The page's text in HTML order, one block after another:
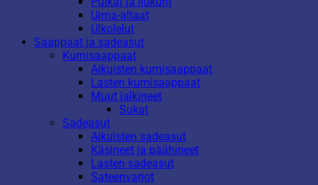
Uima-altaat
Ulkolelut
Saappaat ja sadeasut
Kumisaappaat
Aikuisten kumisaappaat
Lasten kumisaappaat
Muut jalkineet
Sukat
Sadeasut
Aikuisten sadeasut
Käsineet ja päähineet
Lasten sadeasut
Sateenvarjot